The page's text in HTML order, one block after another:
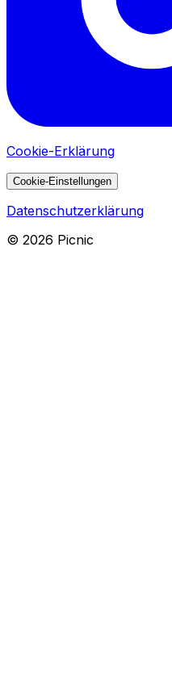
Cookie-Erklärung
Cookie-Einstellungen
Datenschutzerklärung
© 2026 Picnic